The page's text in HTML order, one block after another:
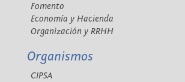
Fomento
Economía y Hacienda
Organización y RRHH
Organismos
CIPSA